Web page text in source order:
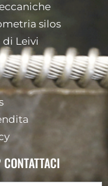
silos
di Leivi